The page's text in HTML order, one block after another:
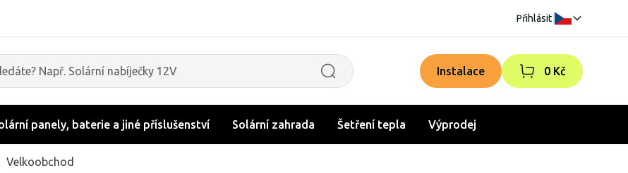
Přihlásit
Instalace 0 Kč
panely, baterie a jiné příslušenství Solární zahrada Šetření tepla Výprodej
Velkoobchod